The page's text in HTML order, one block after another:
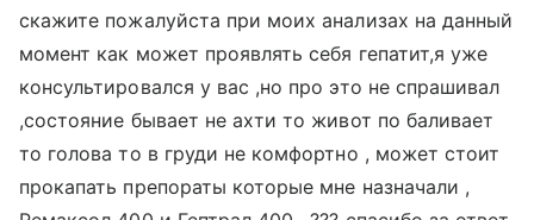
скажите пожалуйста при моих анализах на данный
момент как может проявлять себя гепатит,я уже
консультировался у вас ,но про это не спрашивал
,состояние бывает не ахти то живот по баливает
то голова то в груди не комфортно , может стоит
прокапать препораты которые мне назначали ,